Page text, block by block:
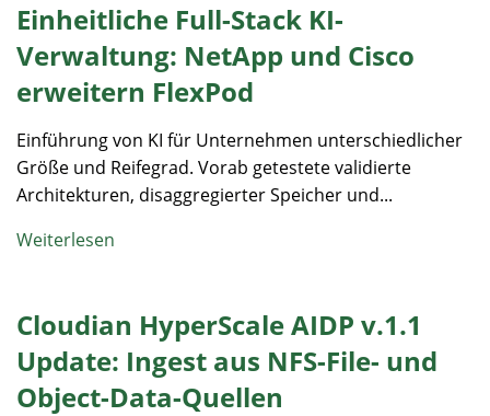
Einheitliche Full-Stack KI-
Verwaltung: NetApp und Cisco
erweitern FlexPod
Einführung von KI für Unternehmen unterschiedlicher
Größe und Reifegrad. Vorab getestete validierte
Architekturen, disaggregierter Speicher und...
Weiterlesen
Cloudian HyperScale AIDP v.1.1
Update: Ingest aus NFS-File- und
Object-Data-Quellen